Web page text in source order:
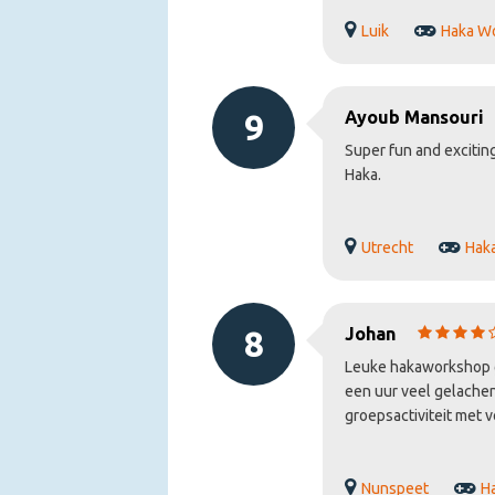
Luik Haka
9 Ayoub Mansouri
Super fun and
Haka.
Utrecht
8 Johan
Leuke hakaworkshop
een uur veel
groepsactiviteit met
Nunspeet